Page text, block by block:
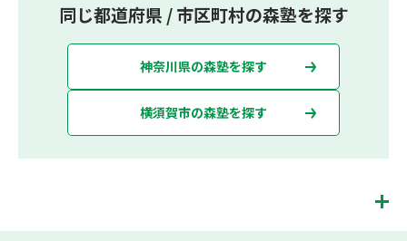
同じ都道府県 / 市区町村の森塾を探す
神奈川県の森塾を探す
横須賀市の森塾を探す